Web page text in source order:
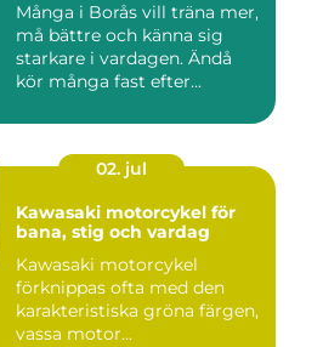
Många i Borås vill träna mer,
må bättre och känna sig
starkare i vardagen. Ändå
kör många fast efter...
02. jul
Kawasaki motorcykel för
bana, stig och vardag
Kawasaki motorcykel
förknippas ofta med den
karakteristiska gröna färgen,
vassa motor...